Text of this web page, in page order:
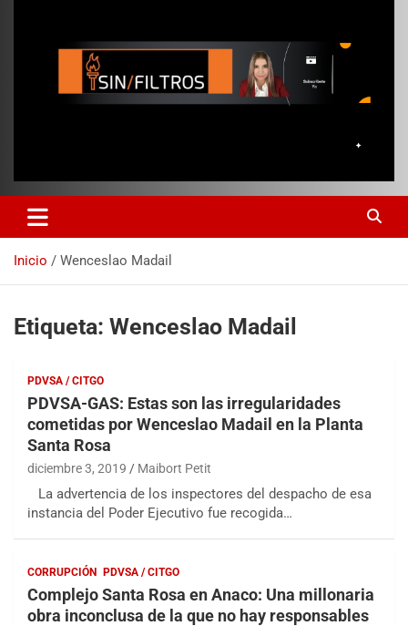
Inicio Wenceslao Madail
Etiqueta: Wenceslao Madail
PDVSA / CITGO
PDVSA-GAS: Estas son las irregularidades
cometidas por Wenceslao Madail en la Planta
Santa Rosa
diciembre 3, 2019 Maibort Petit
La advertencia de los inspectores del despacho de esa
instancia del Poder Ejecutivo fue recogida…
CORRUPCIÓN PDVSA / CITGO
Complejo Santa Rosa en Anaco: Una millonaria
obra inconclusa de la que no hay responsables